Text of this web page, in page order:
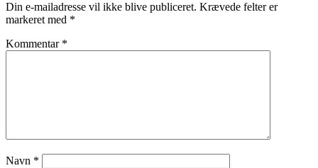
Din e-mailadresse vil ikke blive publiceret. Krævede felter er
markeret med *
Kommentar *
Navn *